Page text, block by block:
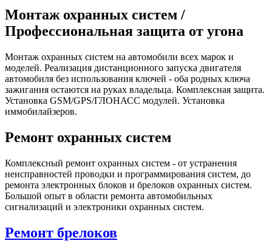
Монтаж охранных систем /
Профессиональная защита от угона
Монтаж охранных систем на автомобили всех марок и
моделей. Реализация дистанционного запуска двигателя
автомобиля без использования ключей - оба родных ключа
зажигания остаются на руках владельца. Комплексная защита.
Установка GSM/GPS/ГЛОНАСС модулей. Установка
иммобилайзеров.
Ремонт охранных систем
Комплексный ремонт охранных систем - от устранения
неисправностей проводки и программирования систем, до
ремонта электронных блоков и брелоков охранных систем.
Большой опыт в области ремонта автомобильных
сигнализаций и электроники охранных систем.
Ремонт брелоков